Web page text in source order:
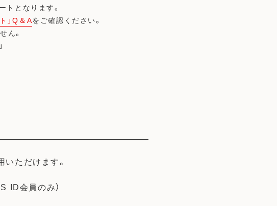
となります。
」Q＆Aをご確認ください。
ん。
ただけます。
ID会員のみ）